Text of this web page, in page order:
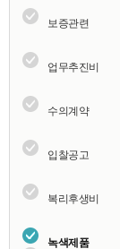
보증관련
업무추진비
수의계약
입찰공고
복리후생비
녹색제품